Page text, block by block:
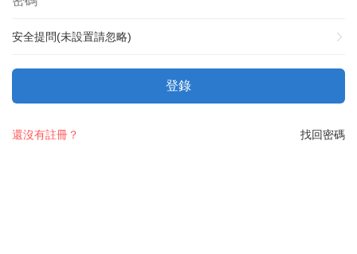
安全提問(未設置請忽略)
登錄
找回密碼
還沒有註冊？